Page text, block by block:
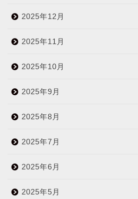
2025年12月
2025年11月
2025年10月
2025年9月
2025年8月
2025年7月
2025年6月
2025年5月